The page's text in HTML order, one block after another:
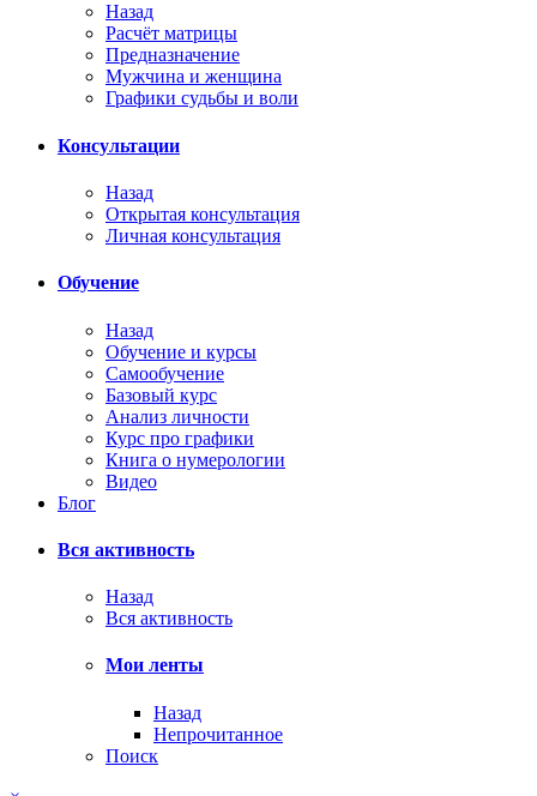
Назад
Расчёт матрицы
Предназначение
Мужчина и женщина
Графики судьбы и воли
Консультации
Назад
Открытая консультация
Личная консультация
Обучение
Назад
Обучение и курсы
Самообучение
Базовый курс
Анализ личности
Курс про графики
Книга о нумерологии
Видео
Блог
Вся активность
Назад
Вся активность
Мои ленты
Назад
Непрочитанное
Поиск